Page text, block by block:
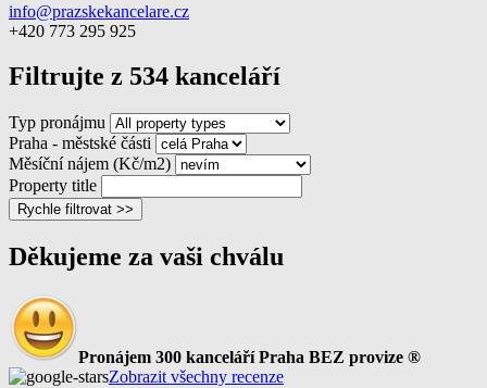
info@prazskekancelare.cz
+420 773 295 925
Filtrujte z 534 kanceláří
Typ pronájmu
Praha - městské části
Měsíční nájem (Kč/m2)
Property title
Rychle filtrovat >>
Děkujeme za vaši chválu
Pronájem 300 kanceláří Praha BEZ provize ®
Zobrazit všechny recenze